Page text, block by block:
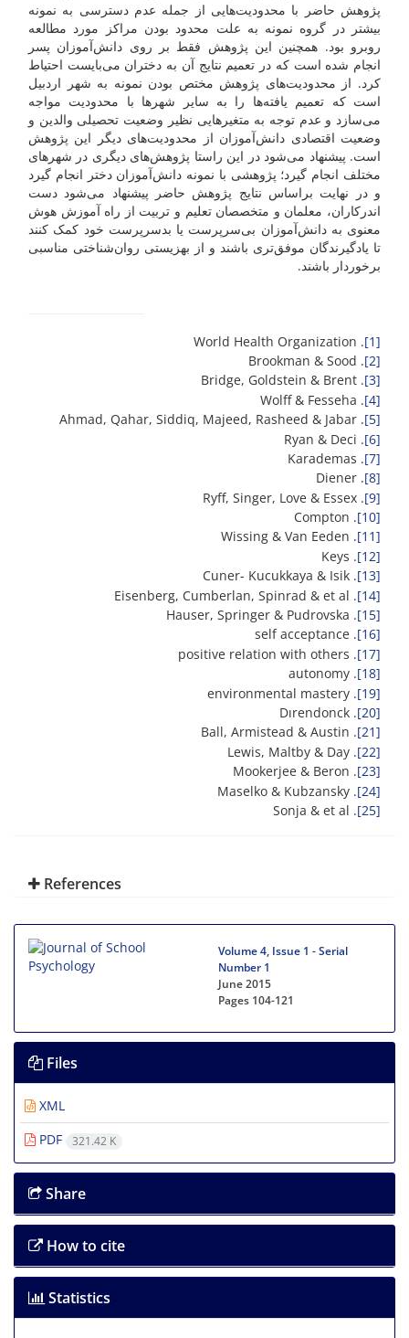
پژوهش حاضر با محدودیت‌هایی از جمله عدم دسترسی به نمونه
بیشتر در گروه نمونه به علت محدود بودن مراکز مورد مطالعه
روبرو بود. همچنین این پژوهش فقط بر روی دانش‌آموزان پسر
انجام شده است که در تعمیم نتایج آن به دختران می‌بایست احتیاط
کرد. از محدودیت‌های پژوهش مختص بودن نمونه به شهر اردبیل
است که تعمیم یافته‌ها را به سایر شهرها با محدودیت مواجه
می‌سازد و عدم توجه به متغیرهایی نظیر وضعیت تحصیلی والدین و
وضعیت اقتصادی دانش‌آموزان از محدودیت‌های دیگر این پژوهش
است. پیشنهاد می‌شود در این راستا پژوهش‌های دیگری در شهر‌های
مختلف انجام گیرد؛ پژوهشی با نمونه دانش‌آموزان دختر انجام گیرد
و در نهایت براساس نتایج پژوهش حاضر پیشنهاد می‌شود دست
اندرکاران، معلمان و متخصصان تعلیم و تربیت از راه آموزش هوش
معنوی به دانش‌آموزان بی‌سرپرست یا بدسرپرست خود کمک کنند
تا یادگیرندگان موفق‌تری باشند و از بهزیستی روان‌شناختی مناسبی
برخوردار باشند.
[1]
. World Health Organization
[2]
. Brookman & Sood
[3]
. Bridge, Goldstein & Brent
[4]
. Wolff & Fesseha
[5]
. Ahmad, Qahar, Siddiq, Majeed, Rasheed & Jabar
[6]
. Ryan & Deci
[7]
. Karademas
[8]
. Diener
[9]
. Ryff, Singer, Love & Essex
[10]
. Compton
[11]
. Wissing & Van Eeden
[12]
. Keys
[13]
. Cuner- Kucukkaya & Isik
[14]
. Eisenberg, Cumberlan, Spinrad & et al
[15]
. Hauser, Springer & Pudrovska
[16]
. self acceptance
[17]
. positive relation with others
[18]
. autonomy
[19]
. environmental mastery
[20]
. Dırendonck
[21]
. Ball, Armistead & Austin
[22]
. Lewis, Maltby & Day
[23]
. Mookerjee & Beron
[24]
. Maselko & Kubzansky
[25]
. Sonja & et al
References
Volume 4, Issue 1 - Serial
Number 1
June 2015
Pages 104-121
Files
XML
PDF
321.42 K
Share
How to cite
Statistics